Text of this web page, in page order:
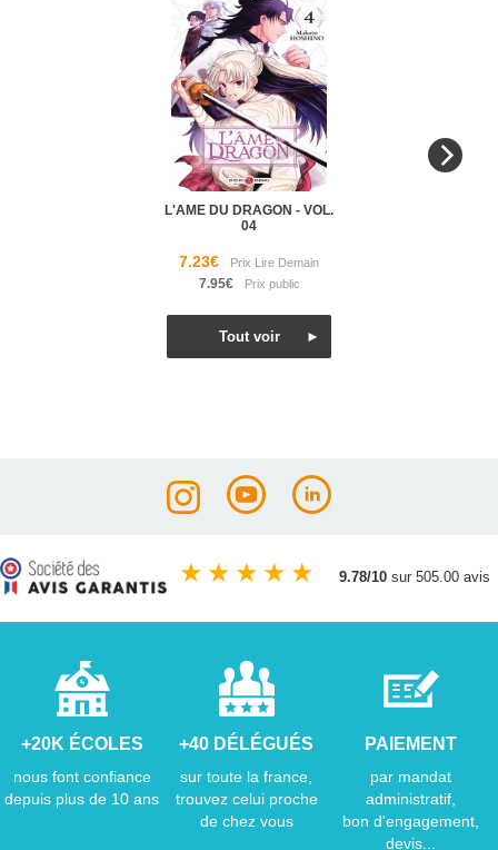
L'AME DU DRAGON - VOL.
04
7.23€
7.95€
★ ★ ★ ★ ★ 9.78/10 sur 505.00 avis
+20K ÉCOLES
nous font confiance
depuis plus de 10 ans
+40 DÉLÉGUÉS
sur toute la france,
trouvez celui proche
de chez vous
PAIEMENT
par mandat
administratif,
bon d'engagement,
devis...